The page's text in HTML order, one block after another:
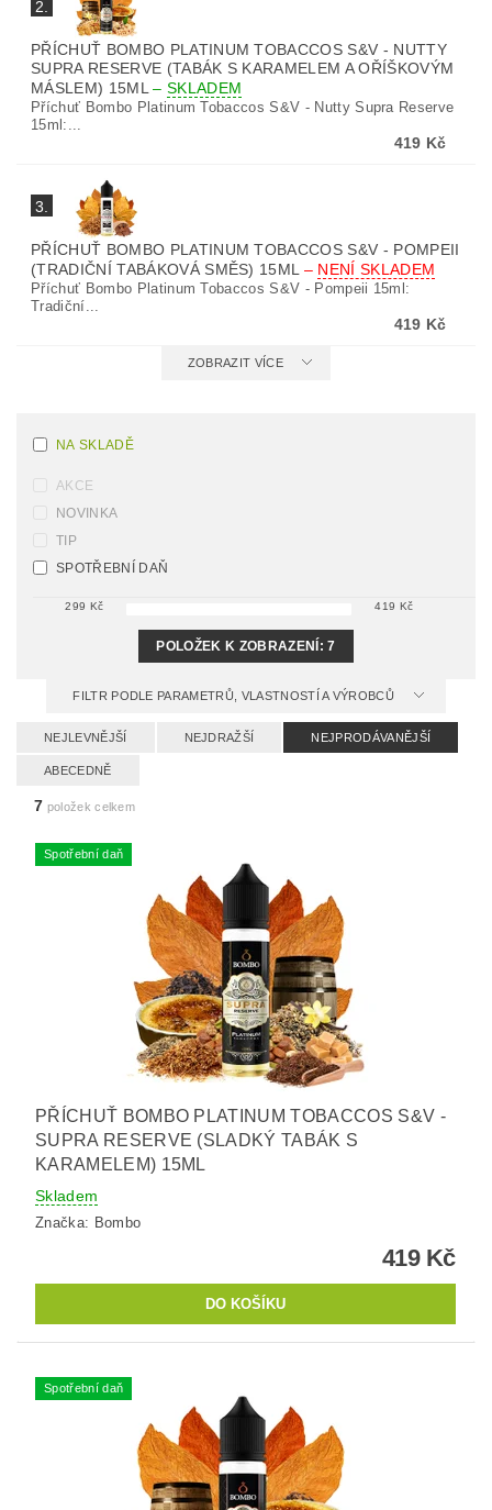
2.
PŘÍCHUŤ BOMBO PLATINUM TOBACCOS S&V - NUTTY
SUPRA RESERVE (TABÁK S KARAMELEM A OŘÍŠKOVÝM
MÁSLEM) 15ML– SKLADEM
Příchuť Bombo Platinum Tobaccos S&V - Nutty Supra Reserve
15ml:...
419 Kč
3.
PŘÍCHUŤ BOMBO PLATINUM TOBACCOS S&V - POMPEII
(TRADIČNÍ TABÁKOVÁ SMĚS) 15ML – NENÍ SKLADEM
Příchuť Bombo Platinum Tobaccos S&V - Pompeii 15ml:
Tradiční...
419 Kč
ZOBRAZIT VÍCE
NA SKLADĚ
AKCE
NOVINKA
TIP
SPOTŘEBNÍ DAŇ
299 Kč 419 Kč
POLOŽEK K ZOBRAZENÍ:7
FILTR PODLE PARAMETRŮ, VLASTNOSTÍ A VÝROBCŮ
NEJLEVNĚJŠÍ NEJDRAŽŠÍ NEJPRODÁVANĚJŠÍ
ABECEDNĚ
7 položek celkem
Spotřební daň
PŘÍCHUŤ BOMBO PLATINUM TOBACCOS S&V -
SUPRA RESERVE (SLADKÝ TABÁK S
KARAMELEM) 15ML
Skladem
Značka: Bombo
419 Kč
Spotřební daň